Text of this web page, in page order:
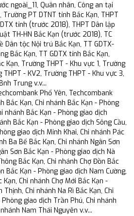
ngoài_11, Quân nhân, Công an tại
Trường PT DTNT tỉnh Bắc Kạn, THPT
tỉnh (trước 2018), THPT Dân lập
TH-HN Bắc Kạn (trước 2018), TC
Dân tộc Nội trú Bắc Kạn, TT GDTX-
Bắc Kạn, TT GDTX tỉnh Bắc Kạn,
Kạn, Trường THPT - Khu vực 1, Trường
THPT - KV2, Trường THPT - Khu vực 3,
Trung v.v...
Phổ Yên, Techcombank
Bắc Kạn, Chi nhánh Bắc Kạn - Phòng
nhánh Bắc Kạn - Phòng giao dịch
Bắc Kạn - Phòng giao dịch Sông Cầu,
giao dịch Minh Khai, Chi nhánh Pác
Ba Bể Bắc Kạn, Chi nhánh Ngân Sơn
Sơn Bắc Kạn - Phòng giao dịch Nà
Bắc Kạn, Chi nhánh Chợ Đồn Bắc
Bắc Kạn - Phòng giao dịch Nam Cường,
Kạn, Chi nhánh Chợ Mới Bắc Kạn -
Chi nhánh Na Rì Bắc Kạn, Chi
giao dịch Trần Phú, Chi nhánh
Nam Thái Nguyên v.v...